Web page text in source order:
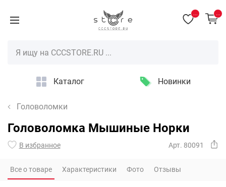
Каталог Новинки
Головоломки
Головоломка Мышиные Норки
В избранное Арт. 80091
Все о товаре Характеристики Фото Отзывы